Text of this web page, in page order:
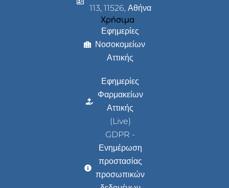
113, 11526, Αθήνα
Χρήσιμα
Εφημερίες
Νοσοκομείων
Αττικής
Εφημερίες
Φαρμακείων
Αττικής
(Live)
GDPR -
Ενημέρωση
προστασίας
προσωπικών